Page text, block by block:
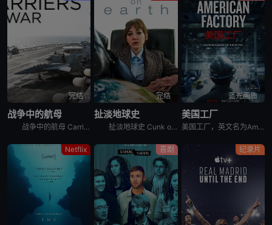
完结
战争中的航母
战争中的航母 Carriers at War分集剧情：第1集，以实时跟拍的方式，展示了超级航母布什号在阿拉伯海湾战争中的优异表现，以及强大战力背后辛苦和严禁的准备工作。机组人员严苛的修检F/A -
完结
扯淡地球史
扯淡地球史 Cunk on Earth是2022年英国喜剧纪录片。Follows Philomena Cunk as she comically tells the story of our gr
蓝光画质
美国工厂
美国工厂，英文名为American Factory，是2019年上映的美国纪录片电影。
Netflix 喜剧 纪录片